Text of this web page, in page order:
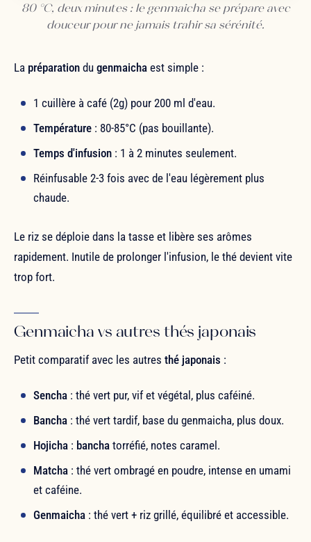
80 °C, deux minutes : le genmaicha se prépare avec
douceur pour ne jamais trahir sa sérénité.
La préparation du genmaicha est simple :
1 cuillère à café (2g) pour 200 ml d'eau.
Température : 80-85°C (pas bouillante).
Temps d'infusion : 1 à 2 minutes seulement.
Réinfusable 2-3 fois avec de l'eau légèrement plus
chaude.
Le riz se déploie dans la tasse et libère ses arômes
rapidement. Inutile de prolonger l'infusion, le thé devient vite
trop fort.
Genmaicha vs autres thés japonais
Petit comparatif avec les autres thé japonais :
Sencha : thé vert pur, vif et végétal, plus caféiné.
Bancha : thé vert tardif, base du genmaicha, plus doux.
Hojicha : bancha torréfié, notes caramel.
Matcha : thé vert ombragé en poudre, intense en umami
et caféine.
Genmaicha : thé vert + riz grillé, équilibré et accessible.